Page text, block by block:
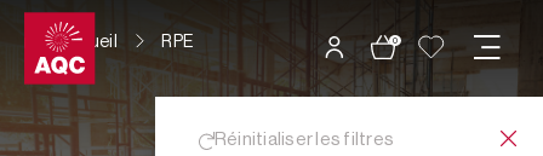
Panneau de gestion des cookies
0
Accueil RPE
Réinitialiser les filtres